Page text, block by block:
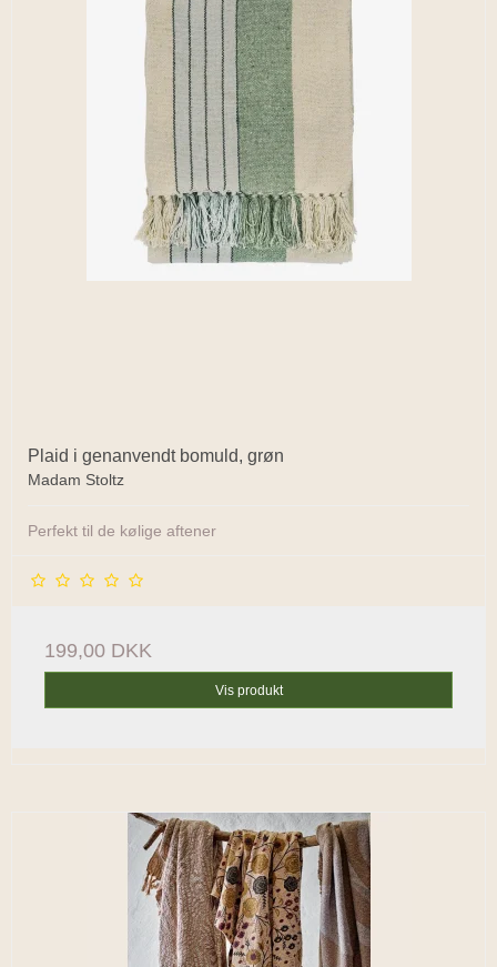
Plaid i genanvendt bomuld, grøn
Madam Stoltz
Perfekt til de kølige aftener
199,00 DKK
Vis produkt